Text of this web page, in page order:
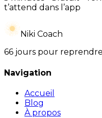
t’attend dans l’app
Niki Coach
66 jours pour
Navigation
Accueil
Blog
À propos